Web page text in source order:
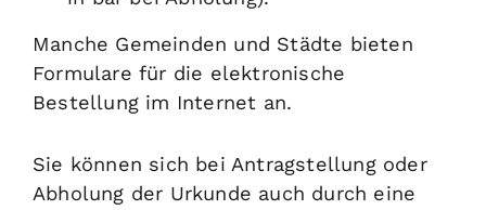
Manche Gemeinden und Städte bieten
Formulare für die elektronische
Bestellung im Internet an.
Sie können sich bei Antragstellung oder
Abholung der Urkunde auch durch eine